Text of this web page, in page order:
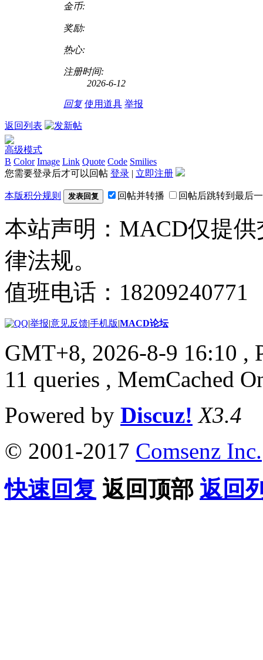
金币:
奖励:
热心:
注册时间:
2026-6-12
回复 使用道具 举报
返回列表
高级模式
B Color Image Link Quote Code Smilies
您需要登录后才可以回帖 登录 | 立即注册
本版积分规则 发表回复 回帖并转播 回帖后跳转到最后
本站声明：MACD仅提
律法规。
值班电话：
|举报|意见反馈|手机版|MACD论坛
GMT+8, 2026-8-9 16:10 ,
11 queries , MemCached
Powered by Discuz! X3.4
© 2001-2017 Comsenz Inc.
快速回复 返回顶部 返回